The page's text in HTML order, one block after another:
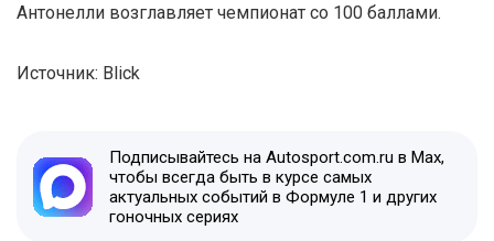
Антонелли возглавляет чемпионат со 100 баллами.
Источник: Blick
Подписывайтесь на Autosport.com.ru в Max,
чтобы всегда быть в курсе самых
актуальных событий в Формуле 1 и других
гоночных сериях